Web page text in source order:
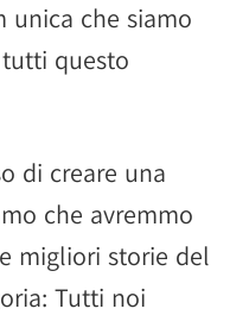
unica che siamo
questo
di creare una
che avremmo
migliori storie del
Tutti noi